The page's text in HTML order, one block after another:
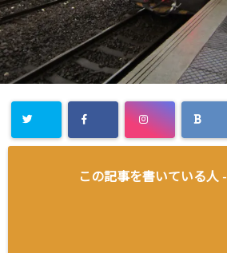
この記事を書いている人 -